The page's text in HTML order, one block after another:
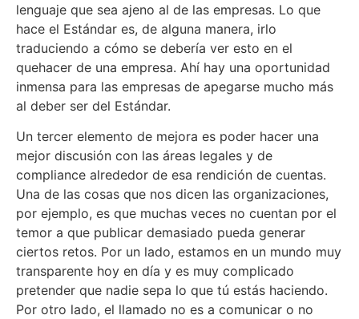
lenguaje que sea ajeno al de las empresas. Lo que
hace el Estándar es, de alguna manera, irlo
traduciendo a cómo se debería ver esto en el
quehacer de una empresa. Ahí hay una oportunidad
inmensa para las empresas de apegarse mucho más
al deber ser del Estándar.
Un tercer elemento de mejora es poder hacer una
mejor discusión con las áreas legales y de
compliance alrededor de esa rendición de cuentas.
Una de las cosas que nos dicen las organizaciones,
por ejemplo, es que muchas veces no cuentan por el
temor a que publicar demasiado pueda generar
ciertos retos. Por un lado, estamos en un mundo muy
transparente hoy en día y es muy complicado
pretender que nadie sepa lo que tú estás haciendo.
Por otro lado, el llamado no es a comunicar o no